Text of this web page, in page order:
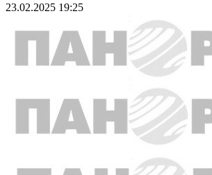
23.02.2025 19:25